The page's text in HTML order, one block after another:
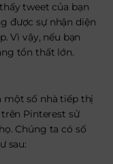
tweet của bạn
được sự nhận diện
Vì vậy, nếu bạn
tổn thất lớn.
một số nhà tiếp thị
Pinterest sử
Chúng ta có số
sau: